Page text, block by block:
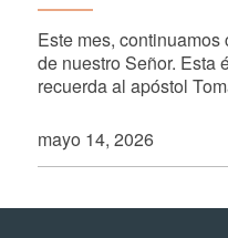
Este mes,
de nuestro Señor. Esta
recuerda al apóstol
mayo 14, 2026